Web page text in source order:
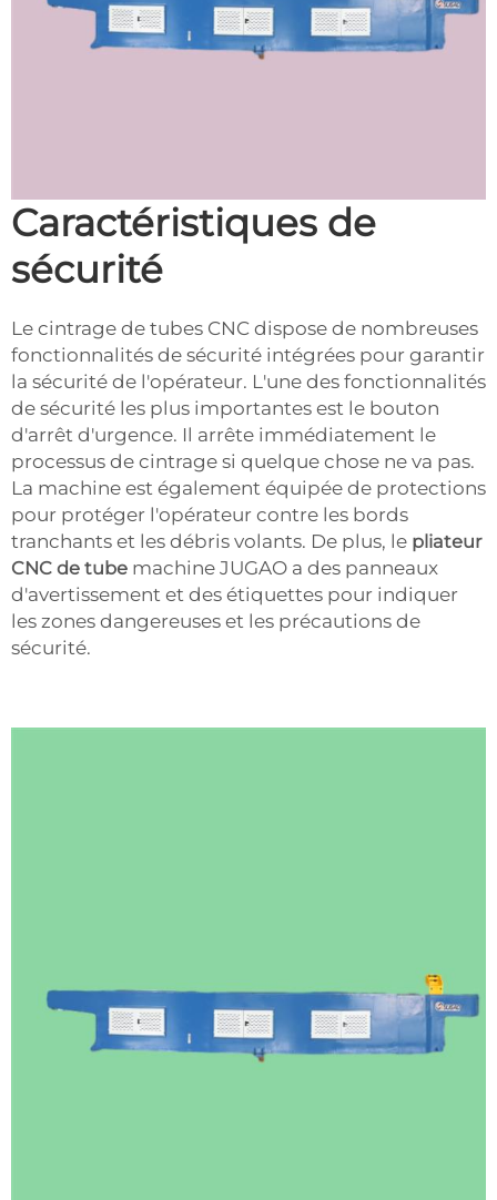
Caractéristiques de
sécurité
Le cintrage de tubes CNC dispose de nombreuses
fonctionnalités de sécurité intégrées pour garantir
la sécurité de l'opérateur. L'une des fonctionnalités
de sécurité les plus importantes est le bouton
d'arrêt d'urgence. Il arrête immédiatement le
processus de cintrage si quelque chose ne va pas.
La machine est également équipée de protections
pour protéger l'opérateur contre les bords
tranchants et les débris volants. De plus, le pliateur
CNC de tube machine JUGAO a des panneaux
d'avertissement et des étiquettes pour indiquer
les zones dangereuses et les précautions de
sécurité.